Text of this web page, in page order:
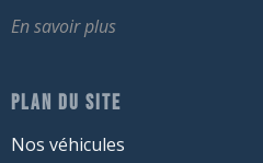
En savoir plus
PLAN DU SITE
Nos véhicules